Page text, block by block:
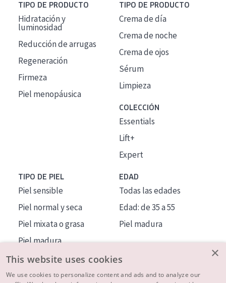
TIPO DE PRODUCTO
Hidratación y
luminosidad
Reducción de arrugas
Regeneración
Firmeza
Piel menopáusica
TIPO DE PRODUCTO
Crema de día
Crema de noche
Crema de ojos
Sérum
Limpieza
COLECCIÓN
Essentials
Lift+
Expert
TIPO DE PIEL
Piel sensible
Piel normal y seca
Piel mixata o grasa
Piel madura
Piel expuesta al sol
Piel menopáusica
EDAD
Todas las edades
Edad: de 35 a 55
Piel madura
×
This website uses cookies
We use cookies to personalize content and ads and to analyze our